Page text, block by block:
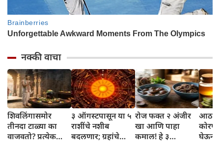
नक्की वाचा
शिवलिंगासमोर
तीनदा टाळ्या का
वाजवतो? प्रत्येक
३ ऑगस्टपासून या ५
राशींचे नशीब
बदलणार; ग्रहांचे
रोज फक्त २ अंजीर
खा आणि पाहा
कमाल! हे ३
घेऊन